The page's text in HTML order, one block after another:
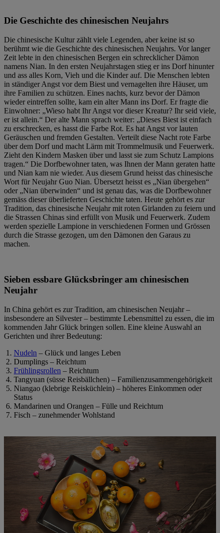
Die Geschichte des chinesischen Neujahrs
Die chinesische Kultur zählt viele Legenden, aber keine ist so
berühmt wie die Geschichte des chinesischen Neujahrs. Vor langer
Zeit lebte in den chinesischen Bergen ein schrecklicher Dämon
namens Nian. In den ersten Neujahrstagen stieg er ins Dorf hinunter
und ass alles Korn, Vieh und die Kinder auf. Die Menschen lebten
in ständiger Angst vor dem Biest und vernagelten ihre Häuser, um
ihre Familien zu schützen. Eines nachts, kurz bevor der Dämon
wieder eintreffen sollte, kam ein alter Mann ins Dorf. Er fragte die
Einwohner: „Wieso habt Ihr Angst vor dieser Kreatur? Ihr seid viele,
er ist allein.“ Der alte Mann sprach weiter: „Dieses Biest ist einfach
zu erschrecken, es hasst die Farbe Rot. Es hat Angst vor lauten
Geräuschen und fremden Gestalten. Verteilt diese Nacht rote Farbe
über dem Dorf und macht Lärm mit Trommelmusik und Feuerwerk.
Zieht den Kindern Masken über und lasst sie zum Schutz Lampions
tragen.“ Die Dorfbewohner taten, was Ihnen der Mann geraten hatte
und Nian kam nie wieder. Aus diesem Grund heisst das chinesische
Wort für Neujahr Guo Nian. Übersetzt heisst es „Nian übergehen“
oder „Nian überwinden“ und ist genau das, was die Dorfbewohner
gemäss dieser überlieferten Geschichte taten. Heute gehört es zur
Tradition, das chinesische Neujahr mit roten Girlanden zu feiern und
die Strassen Chinas sind erfüllt von Musik und Feuerwerk. Zudem
werden spezielle Lampione in verschiedenen Formen und Grössen
durch die Strasse gezogen, um den Dämonen den Garaus zu
machen.
Sieben essbare Glücksbringer am chinesischen
Neujahr
In China gehört es zur Tradition, am chinesischen Neujahr –
insbesondere an Silvester – bestimmte Lebensmittel zu essen, die im
kommenden Jahr Glück bringen sollen. Eine kleine Auswahl an
Gerichten und ihrer Bedeutung:
Nudeln – Glück und langes Leben
Dumplings – Reichtum
Frühlingsrollen – Reichtum
Tangyuan (süsse Reisbällchen) – Familienzusammengehörigkeit
Niangao (klebrige Reisküchlein) – höheres Einkommen oder
Status
Mandarinen und Orangen – Fülle und Reichtum
Fisch – zunehmender Wohlstand